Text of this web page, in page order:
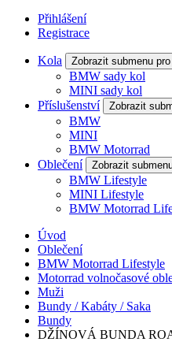
Přihlášení
Registrace
Kola Zobrazit submenu
BMW sady kol
MINI sady kol
Příslušenství
Zobrazit
BMW
MINI
BMW Motorrad
Oblečení
Zobrazit
BMW Lifestyle
MINI Lifestyle
BMW Motorrad
Úvod
Oblečení
BMW Motorrad Lifestyle
Motorrad volnočasové
Muži
Bundy / Kabáty / Saka
Bundy
DŽÍNOVÁ BUNDA